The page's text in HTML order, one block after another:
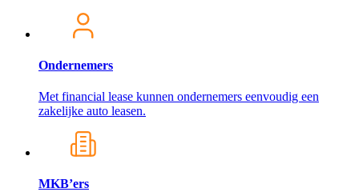
Ondernemers
Met financial lease kunnen ondernemers eenvoudig een
zakelijke auto leasen.
MKB’ers